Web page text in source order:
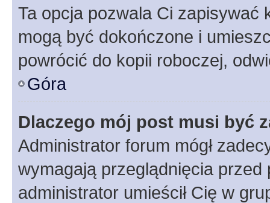
Ta opcja pozwala Ci zapisywać
mogą być dokończone i
powrócić do kopii roboczej,
Góra
Dlaczego mój post musi być
Administrator forum mógł
wymagają przeglądnięcia
administrator umieścił Cię w